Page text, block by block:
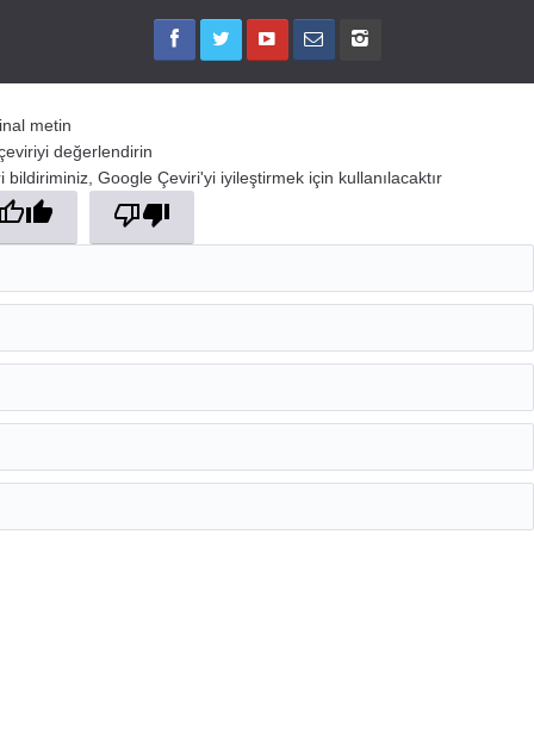
metin
değerlendirin
bildiriminiz, Google Çeviri'yi iyileştirmek için kullanılacaktır